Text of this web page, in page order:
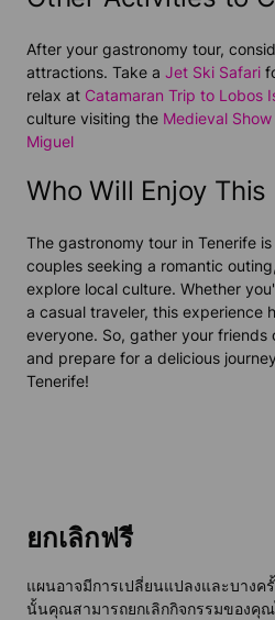
After your gastronomy tour,
attractions. Take a Jet Ski Safari
relax at Catamaran Trip to Lobos
culture visiting the Medieval
Miguel
Who Will Enjoy
The gastronomy tour in Tenerife
couples seeking a romantic
explore local culture. Whether
a casual traveler, this experience
everyone. So, gather your friends
and prepare for a delicious
Tenerife!
ยกเลิกฟรี
แผนอาจมีการเปลี่ยนแปลงและบางค
นั้นคุณสามารถยกเลิกกิจกรรมของคุ